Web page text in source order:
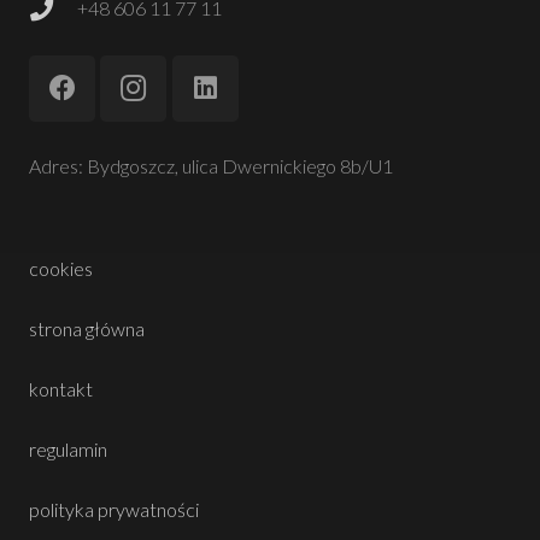
+48 606 11 77 11
Adres: Bydgoszcz, ulica Dwernickiego 8b/U1
cookies
strona główna
kontakt
regulamin
polityka prywatności